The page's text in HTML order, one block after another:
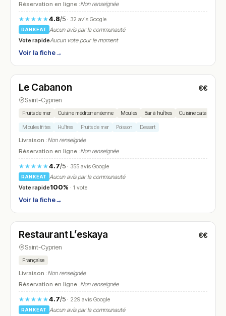
Réservation en ligne :Non renseignée
★★★★★4.8/5· 32 avis Google
RANKEAT
Aucun avis par la communauté
Vote rapideAucun vote pour le moment
Voir la fiche→
N° 14
Le Cabanon €€
Saint-Cyprien
Fruits de mer Cuisine méditerranéenne Moules Bar à huîtres Cuisine catalane
Moules frites Huîtres Fruits de mer Poisson Dessert
Livraison :Non renseignée
Réservation en ligne :Non renseignée
★★★★★4.7/5· 355 avis Google
RANKEAT
Aucun avis par la communauté
Vote rapide100% · 1 vote
Voir la fiche→
N° 15
Restaurant L’eskaya €€
Saint-Cyprien
Française
Livraison :Non renseignée
Réservation en ligne :Non renseignée
★★★★★4.7/5· 229 avis Google
RANKEAT
Aucun avis par la communauté